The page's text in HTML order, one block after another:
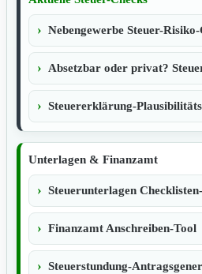
Nebengewerbe Steuer-
Absetzbar oder privat?
Steuererklärung-
Unterlagen & Finanzamt
Steuerunterlagen
Finanzamt Anschreiben-Tool
Steuerstundung-